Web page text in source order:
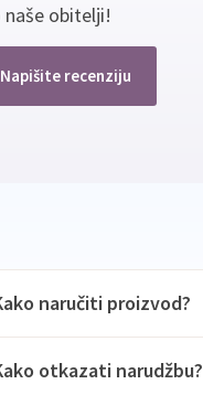
naše obitelji!
Napišite recenziju
naručiti proizvod?
otkazati narudžbu?